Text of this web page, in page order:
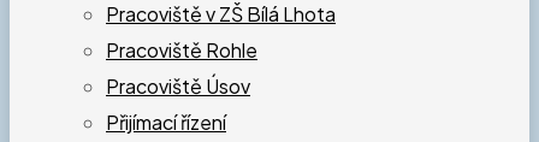
Pracoviště v ZŠ Bílá Lhota
Pracoviště Rohle
Pracoviště Úsov
Přijímací řízení